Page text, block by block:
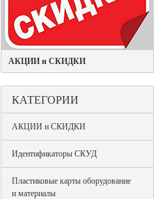
АКЦИИ и СКИДКИ
КАТЕГОРИИ
АКЦИИ и СКИДКИ
Идентификаторы СКУД
Пластиковые карты оборудование
и материалы